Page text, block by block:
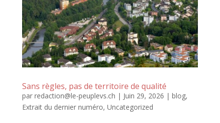
Sans règles, pas de territoire de qualité
par redaction@le-peuplevs.ch | Juin 29, 2026 | blog,
Extrait du dernier numéro, Uncategorized